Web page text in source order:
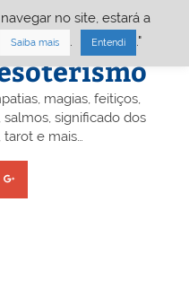
– Portal
magias, feitiços,
significado dos
e mais…
no site, estará a
Saiba mais Entendi ."